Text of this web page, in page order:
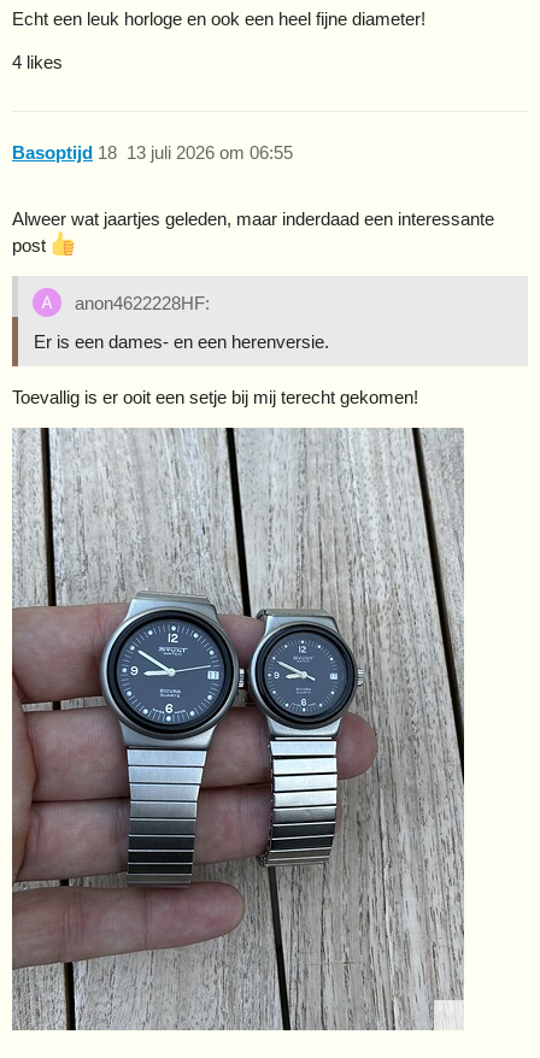
Echt een leuk horloge en ook een heel fijne diameter!
4 likes
Basoptijd 13 juli 2026 om 06:55
18
Alweer wat jaartjes geleden, maar inderdaad een interessante
post
anon4622228HF:
Er is een dames- en een herenversie.
Toevallig is er ooit een setje bij mij terecht gekomen!